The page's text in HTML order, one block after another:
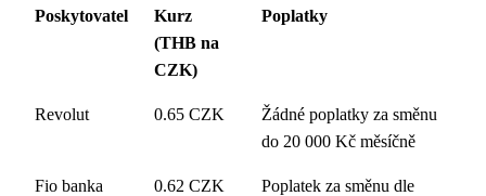
Poskytovatel
Kurz
(THB na
CZK)
Poplatky
Revolut 0.65 CZK
Žádné poplatky za směnu
do 20 000 Kč měsíčně
Fio banka 0.62 CZK
Poplatek za směnu dle